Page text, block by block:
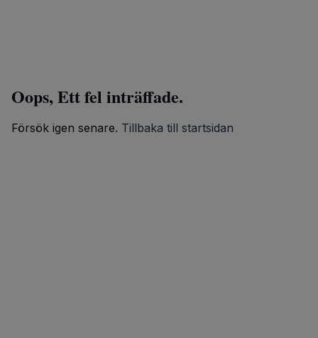
Oops, Ett fel inträffade.
Försök igen senare. Tillbaka till startsidan